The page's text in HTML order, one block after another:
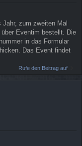
zum zweiten Mal
Eventim bestellt. Die
in das Formular
Das Event findet
Rufe den Beitrag auf